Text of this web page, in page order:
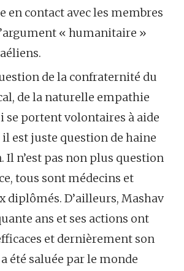
en contact avec les membres
« humanitaire »
de la confraternité du
de la naturelle empathie
se portent volontaires à aide
est juste question de haine
Il n’est pas non plus question
tous sont médecins et
diplômés. D’ailleurs, Mashav
ans et ses actions ont
et dernièrement son
été saluée par le monde